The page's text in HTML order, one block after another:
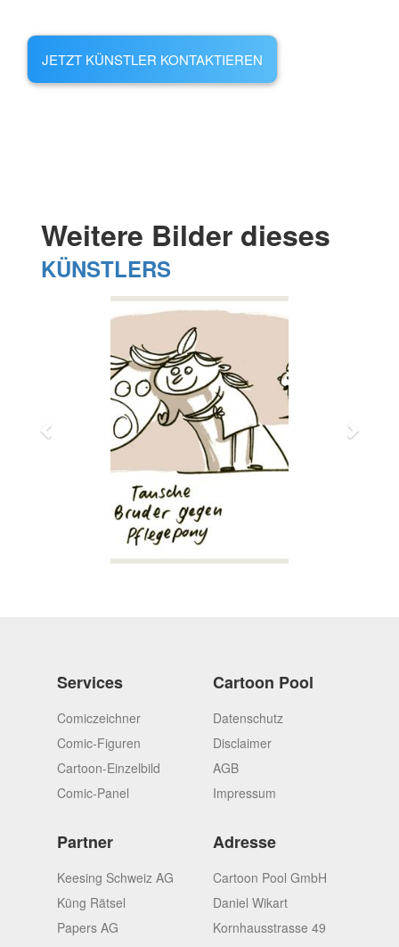
JETZT KÜNSTLER KONTAKTIEREN
Weitere Bilder dieses
KÜNSTLERS
Services
Comiczeichner
Comic-Figuren
Cartoon-Einzelbild
Comic-Panel
Cartoon Pool
Datenschutz
Disclaimer
AGB
Impressum
Partner
Keesing Schweiz AG
Küng Rätsel
Papers AG
Adresse
Cartoon Pool GmbH
Daniel Wikart
Kornhausstrasse 49